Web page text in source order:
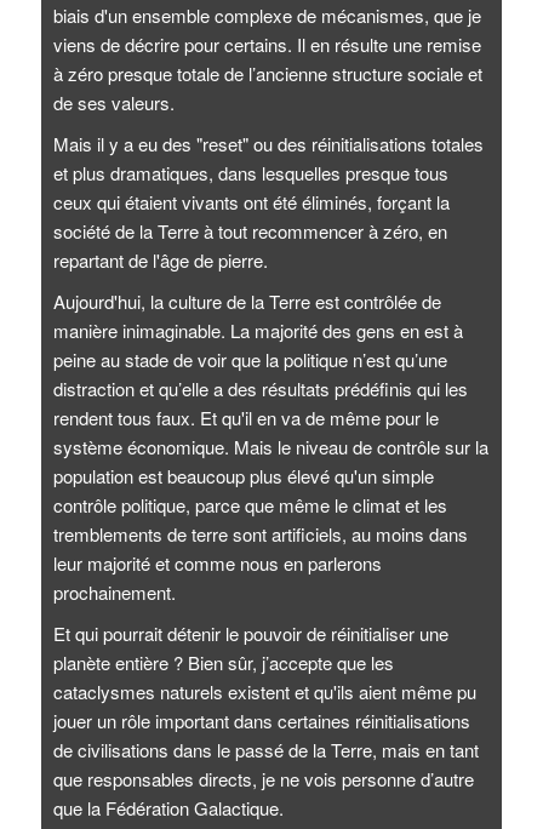
biais d'un ensemble complexe de mécanismes, que je
viens de décrire pour certains. Il en résulte une remise
à zéro presque totale de l’ancienne structure sociale et
de ses valeurs.
Mais il y a eu des "reset" ou des réinitialisations totales
et plus dramatiques, dans lesquelles presque tous
ceux qui étaient vivants ont été éliminés, forçant la
société de la Terre à tout recommencer à zéro, en
repartant de l'âge de pierre.
Aujourd'hui, la culture de la Terre est contrôlée de
manière inimaginable. La majorité des gens en est à
peine au stade de voir que la politique n’est qu’une
distraction et qu’elle a des résultats prédéfinis qui les
rendent tous faux. Et qu'il en va de même pour le
système économique. Mais le niveau de contrôle sur la
population est beaucoup plus élevé qu'un simple
contrôle politique, parce que même le climat et les
tremblements de terre sont artificiels, au moins dans
leur majorité et comme nous en parlerons
prochainement.
Et qui pourrait détenir le pouvoir de réinitialiser une
planète entière ? Bien sûr, j’accepte que les
cataclysmes naturels existent et qu'ils aient même pu
jouer un rôle important dans certaines réinitialisations
de civilisations dans le passé de la Terre, mais en tant
que responsables directs, je ne vois personne d’autre
que la Fédération Galactique.